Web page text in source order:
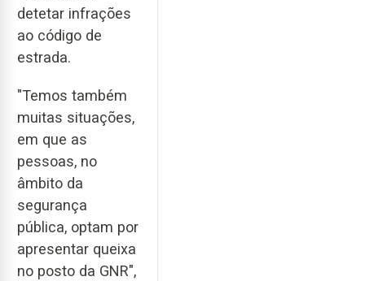
detetar infrações
ao código de
estrada.
"Temos também
muitas situações,
em que as
pessoas, no
âmbito da
segurança
pública, optam por
apresentar queixa
no posto da GNR",